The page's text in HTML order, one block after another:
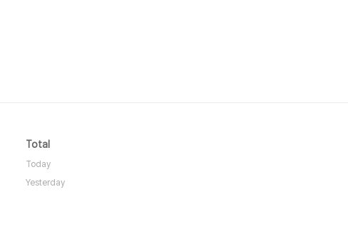
Total
Today
Yesterday